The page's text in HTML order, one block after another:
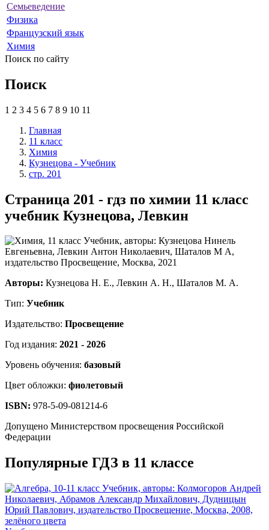
Семьеведение
Физика
Французский язык
Химия
Поиск по сайту
Поиск
1 2 3 4 5 6 7 8 9 10 11
Главная
11 класс
Химия
Кузнецова - Учебник
стр. 201
Страница 201 - гдз по химии 11 класс
учебник Кузнецова, Левкин
Авторы: Кузнецова Н. Е., Левкин А. Н., Шаталов М. А.
Тип: Учебник
Издательство: Просвещение
Год издания: 2021 - 2026
Уровень обучения: базовый
Цвет обложки: фиолетовый
ISBN: 978-5-09-081214-6
Допущено Министерством просвещения Российской
Федерации
Популярные ГДЗ в 11 классе